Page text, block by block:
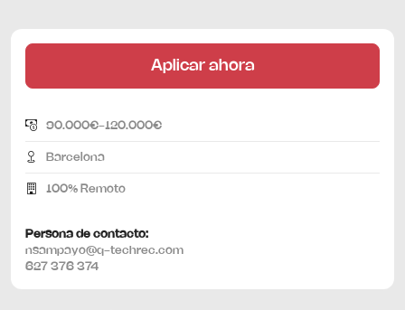
Aplicar ahora
90.000€-120.000€
Barcelona
100% Remoto
Persona de contacto:
nsampayo@q-techrec.com
627 376 374